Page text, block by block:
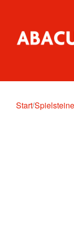
Start/Spielsteine